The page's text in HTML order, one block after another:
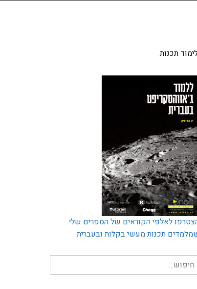
תכנות
לאלפי הקוראים של הספרים שלי
תכנות מעשי בקלות ובעברית
חיפוש